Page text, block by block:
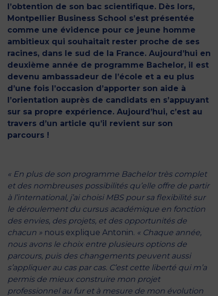
l’obtention de son bac scientifique. Dès lors,
Montpellier Business School s’est présentée
comme une évidence pour ce jeune homme
ambitieux qui souhaitait rester proche de ses
racines, dans le sud de la France. Aujourd’hui en
deuxième année de programme Bachelor, il est
devenu ambassadeur de l’école et a eu plus
d’une fois l’occasion d’apporter son aide à
l’orientation auprès de candidats en s’appuyant
sur sa propre expérience. Aujourd’hui, c’est au
travers d’un article qu’il revient sur son
parcours !
« En plus de son programme Bachelor très complet
et des nombreuses possibilités qu’elle offre de partir
à l’international, j’ai choisi MBS pour sa flexibilité sur
le déroulement du cursus académique en fonction
des envies, des projets, et des opportunités de
chacun » nous explique Antonin. « Chaque année,
nous avons le choix entre plusieurs options de
parcours, puis des changements peuvent aussi
s’appliquer au cas par cas. C’est cette liberté qui m’a
permis de mieux construire mon projet
professionnel au fur et à mesure de mon évolution